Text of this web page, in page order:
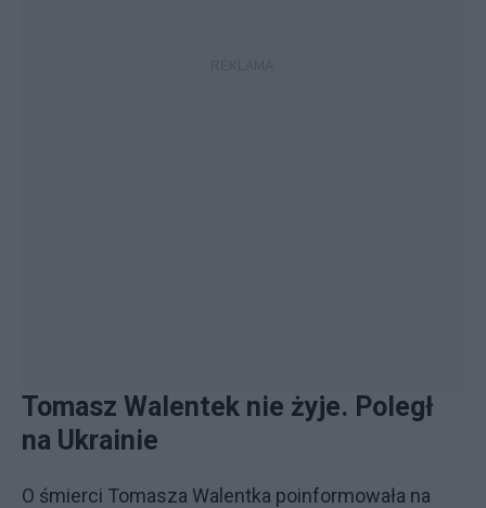
Tomasz Walentek nie żyje. Poległ
na Ukrainie
O śmierci Tomasza Walentka poinformowała na